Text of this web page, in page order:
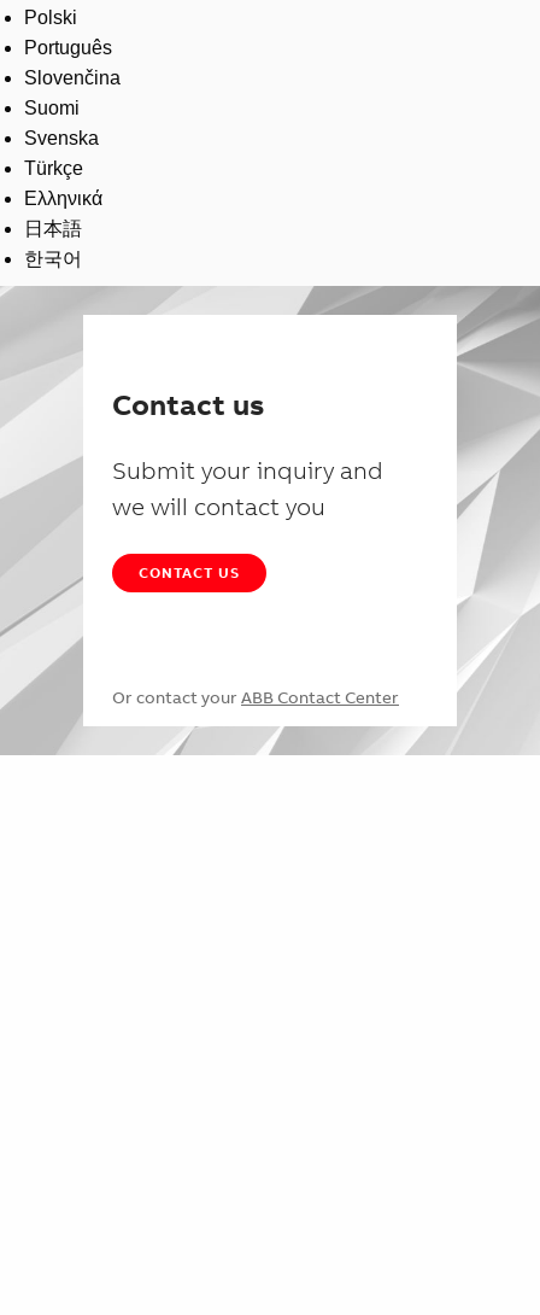
Polski
Português
Slovenčina
Suomi
Svenska
Türkçe
Ελληνικά
日本語
한국어
Contact us
Submit your inquiry and
we will contact you
CONTACT US
Or contact your ABB Contact Center